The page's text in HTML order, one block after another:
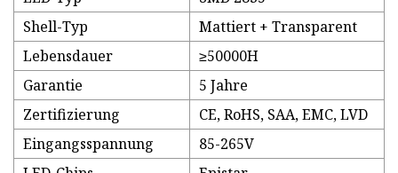
Shell-Typ
Mattiert + Transparent
Lebensdauer
≥50000H
Garantie
5 Jahre
Zertifizierung
CE, RoHS, SAA, EMC, LVD
Eingangsspannung
85-265V